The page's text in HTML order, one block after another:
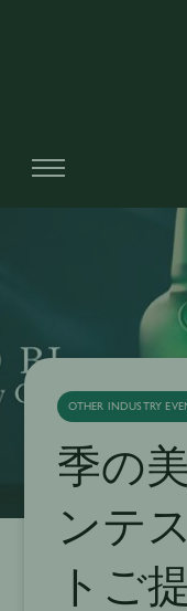
OTHER INDUSTRY
季の
ンテ
トご